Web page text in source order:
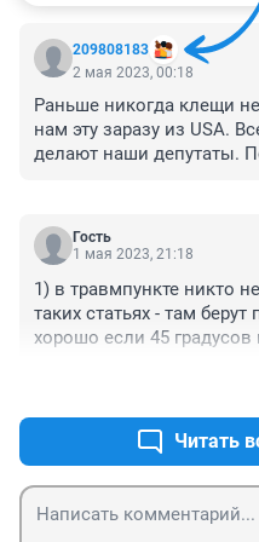
японская разработка.
209808183
2 мая 2023, 00:18
Раньше никогда клещи
нам эту заразу из USA.
делают наши депутаты.
нации не выйдет. Им
люди.Гость
1 мая 2023, 21:18
1) в травмпункте никто
таких статьях - там
хорошо если 45 градусов
2) не ставят в
вылазки в лес" - там
прививки как только
после первых сообщений
Читать